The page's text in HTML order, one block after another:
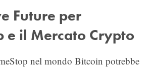
Future per
e il Mercato Crypto
nel mondo Bitcoin potrebbe